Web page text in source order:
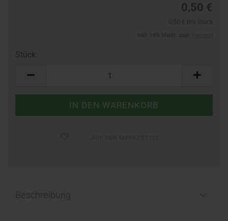
Ab dem 17.08.2026 versenden wir wieder wie gewohnt. Aufgrund des
0,50 €
Stück: